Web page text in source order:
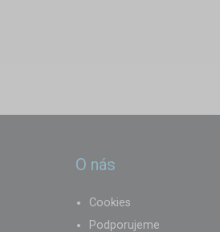
O nás
Cookies
Podporujeme